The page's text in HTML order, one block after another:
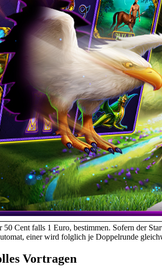
50 Cent falls 1 Euro, bestimmen. Sofern der
einer wird folglich je Doppelrunde
Vortragen